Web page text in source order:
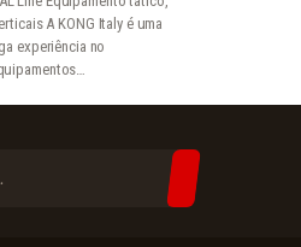
A KONG Italy é uma
experiência no